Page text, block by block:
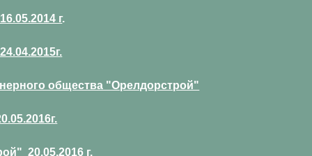
г.
общества "Орелдорстрой"
20.05.2016 г.